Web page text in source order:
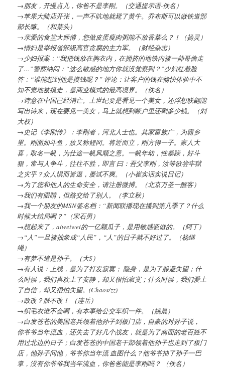
→朋友，开慢点儿，你爸不是李刚。（交通提示语-佚名）
→苹果大陆店开张，一声不吭地就毙了黄牛。乔布斯可以做铁道部
部长嘛。（和菜头）
→亲爱的食堂大师傅，您做皮蛋瘦肉粥能不放香菜么？！（扬灵）
→情妇是举报省部级高官贪腐的主力军。（财经杂志）
→少妇报案：“我把钱放在胸衣内，在拥挤的地铁内被一帅哥偷走
了…”警察纳闷：“这么敏感的地方你就没觉察到？”少妇红着脸
答：“谁能想到他是摸钱呢？” 评论：让客户的钱在愉快体验中不
知不觉地被摸走，是商业模式的最高境界。（佚名）
→诗意在中国已经消亡。上世纪要是看见一个美女，还浮想联翩能
写出诗来，现在要见一美女，马上就想到帐户里还剩多少钱。（刘
大权）
→史记《李刚传》：李刚者，河北人士也。其家富族广，为霸乡
里。刚面如斗鱼，故又称鲤冈。将近而立，刚方得一子。家人大
喜，取名一帆，为仕途一帆风顺之意。一帆年幼，性暴躁，好斗
狠，常与人争斗，往往不胜，即言 曰：吾父李刚，汝等欲尝牢狱
之灾乎？众人惧而皆退，屡试不爽。（小崔实话实说日记）
→为了您和他人的生命安全，请注册微搏。（北京万圣一醒客）
→我们有眼睛，但路交给了别人。（李立秋）
→我一个朋友的MSN签名档：“新闻联播现在播到第几季了？什么
时候大结局啊？”（宋石男）
→想起来了，aiweiwei的一亿颗瓜子，是用敏感瓷做的。（阿丁）
→“人”一旦被抽象成“人民”，“人”的日子就不好过了。（杨继
绳）
→有梦不追是孙子。（大S）
→有人说：上线，是为了打发寂寞； 隐身，是为了躲避失望；什
么时候，我们喜欢上了安静，却又很怕寂寞；什么时候，我们爱上
了自信，却又很怕失望。(Chaos/zz)
→政改？朕不改！ （连岳）
→织毛衣谁不会啊，有本事给公交车织一件。（姚晨）
→白发苍苍的美国老兵领着他孙子到板门店，自豪的对孙子说，
你爷爷当年流血，还失去了好几个战友，就是为了南面的老百姓不
用过北边的日子；白发苍苍的中国老干部领着他孙子也走到了板门
店，他孙子问他，爷爷你当年流 血图什么？他爷爷抽了孙子一巴
掌，没有你爷爷我当年流血，你爸爸能是李刚吗？ （佚名）